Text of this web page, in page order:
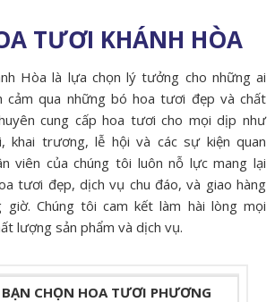
TƯƠI KHÁNH HÒA
Hòa là lựa chọn lý tưởng cho những ai
cảm qua những bó hoa tươi đẹp và chất
cung cấp hoa tươi cho mọi dịp như
khai trương, lễ hội và các sự kiện quan
viên của chúng tôi luôn nỗ lực mang lại
tươi đẹp, dịch vụ chu đáo, và giao hàng
giờ. Chúng tôi cam kết làm hài lòng mọi
lượng sản phẩm và dịch vụ.
CHỌN HOA TƯƠI PHƯƠNG